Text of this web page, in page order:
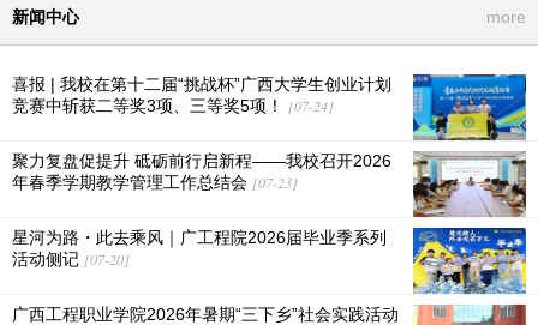
新闻中心 more
喜报 | 我校在第十二届“挑战杯”广西大学生创业计划
竞赛中斩获二等奖3项、三等奖5项！ [07-24]
聚力复盘促提升 砥砺前行启新程——我校召开2026
年春季学期教学管理工作总结会 [07-23]
星河为路・此去乘风｜广工程院2026届毕业季系列
活动侧记 [07-20]
广西工程职业学院2026年暑期“三下乡”社会实践活动